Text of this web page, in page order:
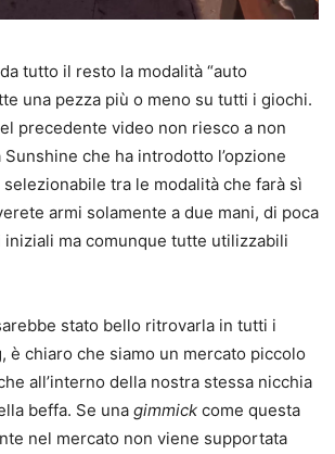
tutto il resto la modalità “auto
una pezza più o meno su tutti i giochi.
precedente video non riesco a non
che ha introdotto l’opzione
selezionabile tra le modalità che farà sì
armi solamente a due mani, di poca
iniziali ma comunque tutte utilizzabili
stato bello ritrovarla in tutti i
è chiaro che siamo un mercato piccolo
all’interno della nostra stessa nicchia
beffa. Se una gimmick come questa
nel mercato non viene supportata